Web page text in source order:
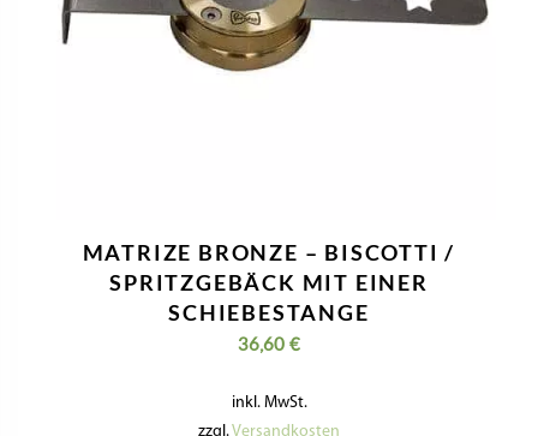
MATRIZE BRONZE – BISCOTTI /
SPRITZGEBÄCK MIT EINER
SCHIEBESTANGE
36,60 €
inkl. MwSt.
zzgl.Versandkosten